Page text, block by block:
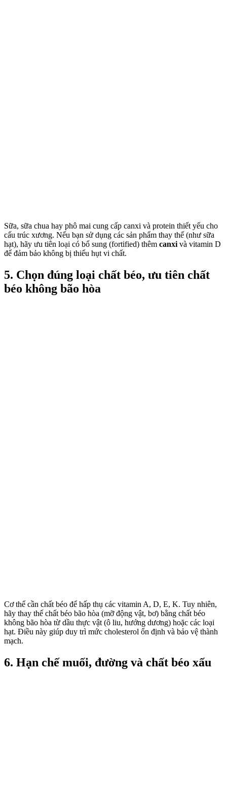
Sữa, sữa chua hay phô mai cung cấp canxi và protein thiết yếu cho
cấu trúc xương. Nếu bạn sử dụng các sản phẩm thay thế (như sữa
hạt), hãy ưu tiên loại có bổ sung (fortified) thêm canxi và vitamin D
để đảm bảo không bị thiếu hụt vi chất.
5. Chọn đúng loại chất béo, ưu tiên chất
béo không bão hòa
Cơ thể cần chất béo để hấp thụ các vitamin A, D, E, K. Tuy nhiên,
hãy thay thế chất béo bão hòa (mỡ động vật, bơ) bằng chất béo
không bão hòa từ dầu thực vật (ô liu, hướng dương) hoặc các loại
hạt. Điều này giúp duy trì mức cholesterol ổn định và bảo vệ thành
mạch.
6. Hạn chế muối, đường và chất béo xấu